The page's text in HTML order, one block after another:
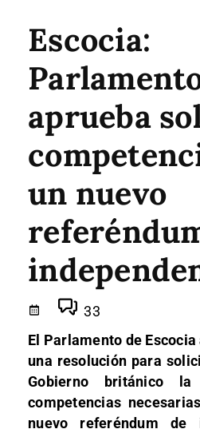
Escocia:
aprueba
un nuevo
33
El Parlamento de
una resolución para
Gobierno británico
competencias
nuevo referéndum de